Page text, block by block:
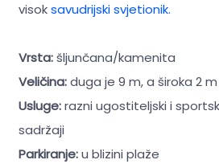
visoksavudrijski svjetionik.
Vrsta:šljunčana/kamenita
Veličina:duga je 9 m, a široka 2 m
Usluge:razni ugostiteljski i
sadržaji
Parkiranje:u blizini plaže